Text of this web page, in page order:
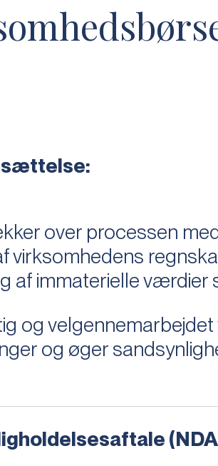
over processen
virksomhedens
af immaterielle
og
og øger